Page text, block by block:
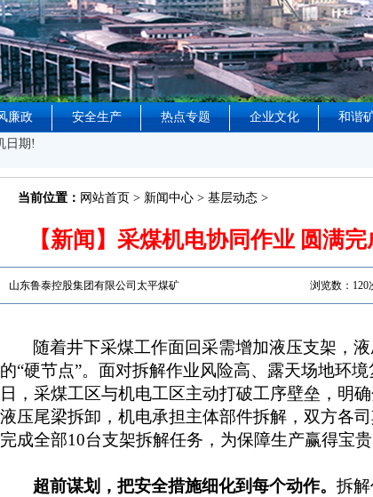
廉政 安全生产 热点专题 企业文化 和谐
日期!
当前位置： 网站首页 > 新闻中心 > 基层动态 >
【新闻】采煤机电协同作业 圆满
山东鲁泰控股集团有限公司太平煤矿 浏览数： 120
随着井下采煤工作面回采需增加液压支架，
的“硬节点”。面对拆解作业风险高、露天场地环
日，采煤工区与机电工区主动打破工序壁垒，
液压尾梁拆卸，机电承担主体部件拆解，双方各
完成全部10台支架拆解任务，为保障生产赢得宝贵
超前谋划，把安全措施细化到每个动作。 拆